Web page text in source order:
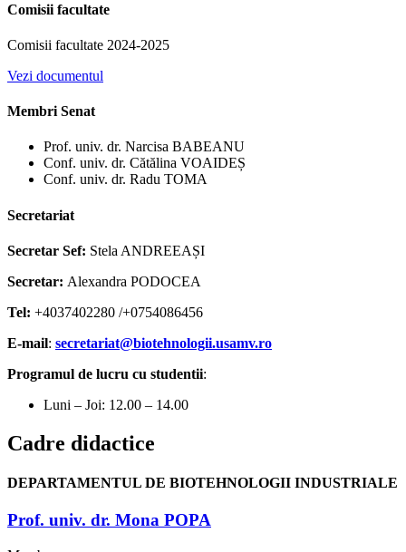
Comisii facultate
Comisii facultate 2024-2025
Vezi documentul
Membri Senat
Prof. univ. dr. Narcisa BABEANU
Conf. univ. dr. Cătălina VOAIDEȘ
Conf. univ. dr. Radu TOMA
Secretariat
Secretar Sef: Stela ANDREEAȘI
Secretar: Alexandra PODOCEA
Tel: +4037402280 /+0754086456
E-mail: secretariat@biotehnologii.usamv.ro
Programul de lucru cu studentii:
Luni – Joi: 12.00 – 14.00
Cadre didactice
DEPARTAMENTUL DE BIOTEHNOLOGII INDUSTRIALE
Prof. univ. dr. Mona POPA